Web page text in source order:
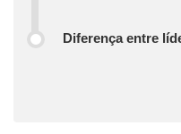
Diferença entre